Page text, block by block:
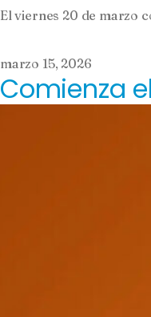
El viernes 20 de marzo
marzo 15, 2026
Comienza